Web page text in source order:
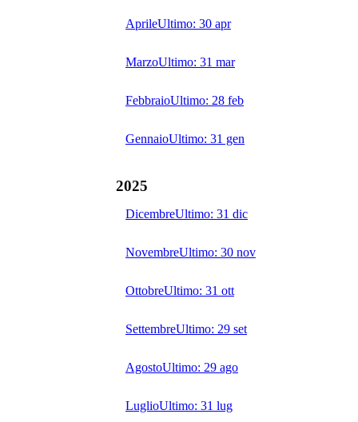
AprileUltimo: 30 apr
MarzoUltimo: 31 mar
FebbraioUltimo: 28 feb
GennaioUltimo: 31 gen
2025
DicembreUltimo: 31 dic
NovembreUltimo: 30 nov
OttobreUltimo: 31 ott
SettembreUltimo: 29 set
AgostoUltimo: 29 ago
LuglioUltimo: 31 lug